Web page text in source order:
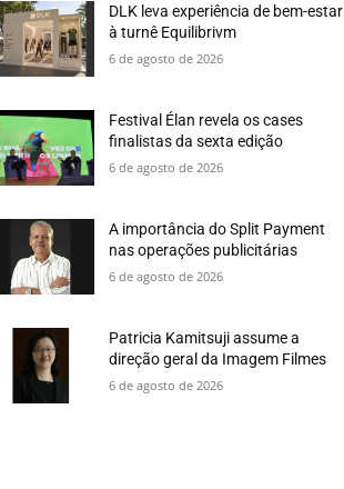
DLK leva experiência de bem-estar
à turnê Equilibrivm
6 de agosto de 2026
Festival Élan revela os cases
finalistas da sexta edição
6 de agosto de 2026
A importância do Split Payment
nas operações publicitárias
6 de agosto de 2026
Patricia Kamitsuji assume a
direção geral da Imagem Filmes
6 de agosto de 2026